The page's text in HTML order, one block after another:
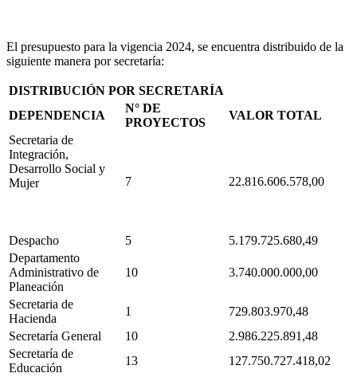
El presupuesto para la vigencia 2024, se encuentra distribuido de la
siguiente manera por secretaría:
DISTRIBUCIÓN POR SECRETARÍA
DEPENDENCIA
N° DE
PROYECTOS
VALOR TOTAL
Secretaria de
Integración,
Desarrollo Social y
Mujer
7 22.816.606.578,00
Despacho 5
5.179.725.680,49
Departamento
Administrativo de
Planeación
10 3.740.000.000,00
Secretaria de
Hacienda
1
729.803.970,48
Secretaría General
10
2.986.225.891,48
Secretaría de
Educación
13
127.750.727.418,02